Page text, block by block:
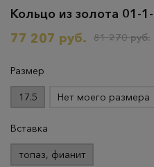
Кольцо из золота 01-
77 207 руб.
81 270 руб.
Размер
17.5 Нет моего размера
Вставка
топаз, фианит